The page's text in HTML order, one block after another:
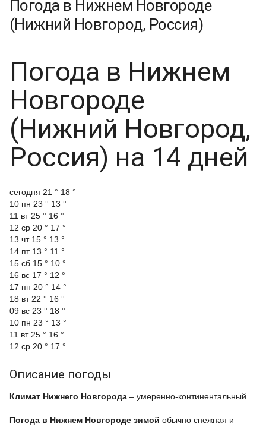
Погода в Нижнем Новгороде
(Нижний Новгород, Россия)
Погода в Нижнем
Новгороде
(Нижний Новгород,
Россия) на 14 дней
cегодня 21 ° 18 °
10 пн 23 ° 13 °
11 вт 25 ° 16 °
12 ср 20 ° 17 °
13 чт 15 ° 13 °
14 пт 13 ° 11 °
15 сб 15 ° 10 °
16 вс 17 ° 12 °
17 пн 20 ° 14 °
18 вт 22 ° 16 °
09 вс 23 ° 18 °
10 пн 23 ° 13 °
11 вт 25 ° 16 °
12 ср 20 ° 17 °
Описание погоды
Климат Нижнего Новгорода – умеренно-континентальный.
Погода в Нижнем Новгороде зимой обычно снежная и